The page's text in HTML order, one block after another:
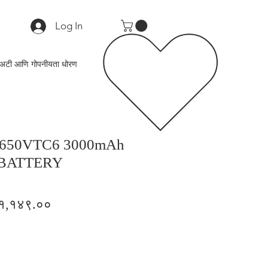
Log In
अटी आणि गोपनीयता धोरण
3000mAh